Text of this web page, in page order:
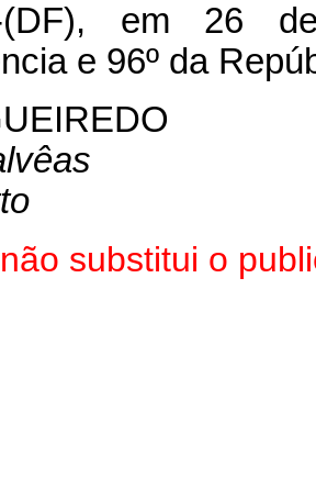
(DF), em 26
e 96º da
substitui o